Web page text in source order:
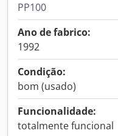
PP100
Ano de fabrico:
1992
Condição:
bom (usado)
Funcionalidade:
totalmente funcional